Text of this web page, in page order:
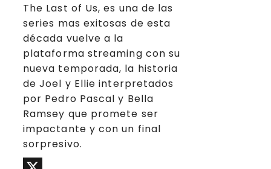
The Last of Us, es una de las
series mas exitosas de esta
década vuelve a la
plataforma streaming con su
nueva temporada, la historia
de Joel y Ellie interpretados
por Pedro Pascal y Bella
Ramsey que promete ser
impactante y con un final
sorpresivo.